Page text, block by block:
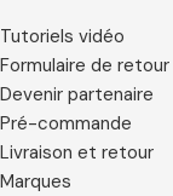
Tutoriels vidéo
Formulaire de retour
Devenir partenaire
Pré-commande
Livraison et retour
Marques